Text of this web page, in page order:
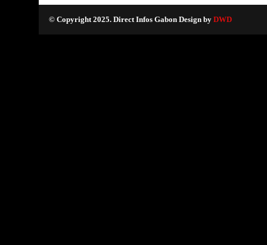
© Copyright 2025. Direct Infos Gabon Design by DWD